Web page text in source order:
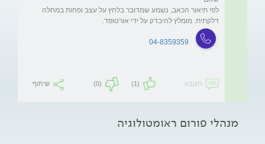
לפי תיאור הכאב, נשמע שמדובר בלחץ על עצב ופחות במחלה
דלקתית. מומלץ להיבדק על ידי אורטופד.
04-8359359
תגובה (1)
(0) שיתוף
מנהלי פורום ראומטולוגיה